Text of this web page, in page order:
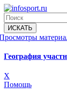
География
X
Помощь